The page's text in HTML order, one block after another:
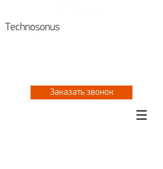
Technosonus
Заказать звонок